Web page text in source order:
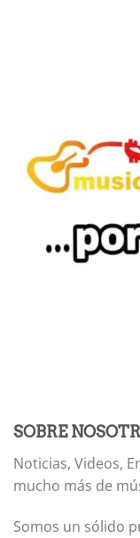
SOBRE
Noticias, Videos,
mucho más de
Somos un sólido